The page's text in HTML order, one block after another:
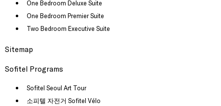
One Bedroom Deluxe Suite
One Bedroom Premier Suite
Two Bedroom Executive Suite
Sitemap
Sofitel Programs
Sofitel Seoul Art Tour
소피텔 자전거 Sofitel Vélo